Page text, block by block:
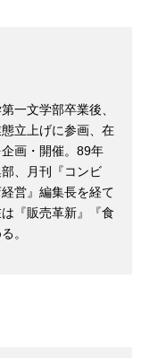
一文学部卒業後、
立上げに参画、在
画・開催。89年
、月刊『コンビ
営』編集長を経て
『販売革新』『食
。